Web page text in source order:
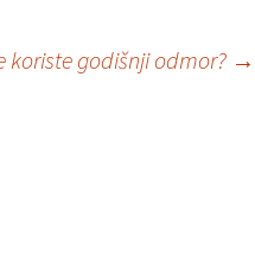
koriste godišnji odmor? →